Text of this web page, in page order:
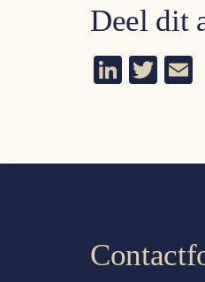
Deel dit
Li
e
T
er